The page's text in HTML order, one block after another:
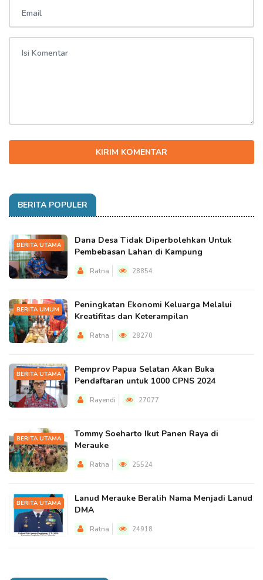
KIRIM KOMENTAR
BERITA POPULER
BERITA UTAMA
Dana Desa Tidak Diperbolehkan Untuk
Pembebasan Lahan di Kampung
Ratna 28854
BERITA UMUM
Peningkatan Ekonomi Keluarga Melalui
Kreatifitas dan Keterampilan
Ratna 28270
BERITA UTAMA
Pemprov Papua Selatan Akan Buka
Pendaftaran untuk 1000 CPNS 2024
Rayendi 27077
BERITA UTAMA
Tommy Soeharto Ikut Panen Raya di
Merauke
Ratna 25524
BERITA UTAMA
Lanud Merauke Beralih Nama Menjadi Lanud
DMA
Ratna 24918